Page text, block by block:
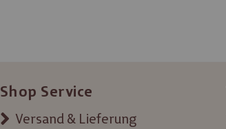
Shop Service
Versand & Lieferung